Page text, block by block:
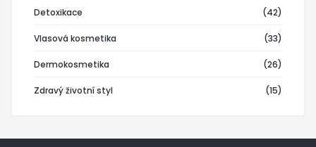
Detoxikace (42)
Vlasová kosmetika (33)
Dermokosmetika (26)
Zdravý životní styl (15)